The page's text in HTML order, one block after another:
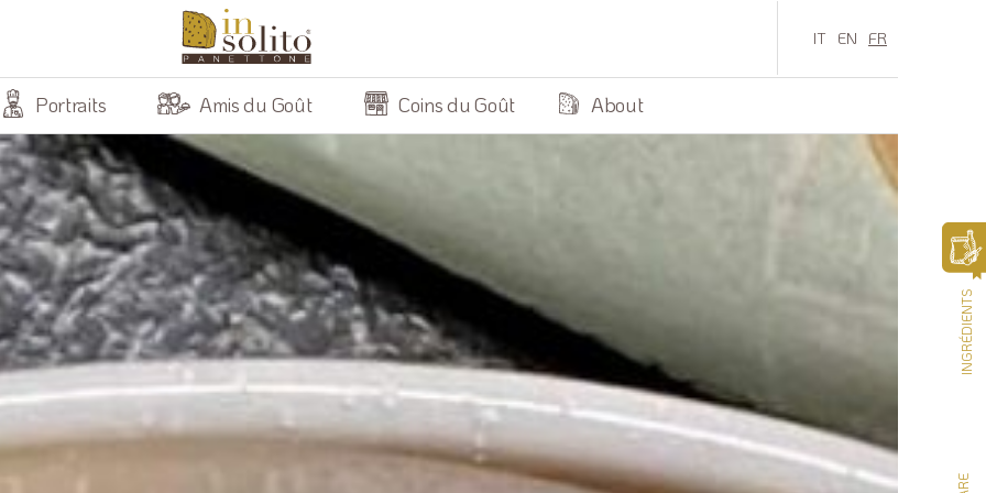
IT EN FR
Portraits Amis du Goût Coins du Goût About